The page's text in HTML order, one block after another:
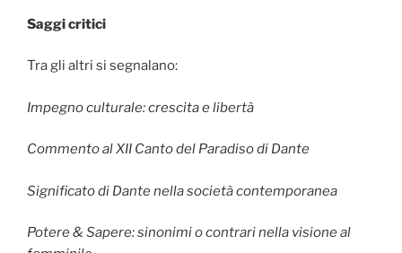
Saggi critici
Tra gli altri si segnalano:
Impegno culturale: crescita e libertà
Commento al XII Canto del Paradiso di Dante
Significato di Dante nella società contemporanea
Potere & Sapere: sinonimi o contrari nella visione al